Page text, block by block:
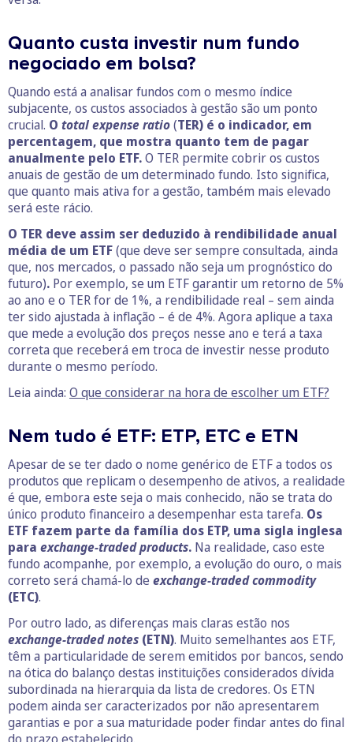
Quanto custa investir num fundo
negociado em bolsa?
Quando está a analisar fundos com o mesmo índice
subjacente, os custos associados à gestão são um ponto
crucial. O total expense ratio(TER) é o indicador, em
percentagem, que mostra quanto tem de pagar
anualmente pelo ETF.O TER permite cobrir os custos
anuais de gestão de um determinado fundo. Isto significa,
que quanto mais ativa for a gestão, também mais elevado
será este rácio.
O TER deve assim ser deduzido à rendibilidade anual
média de um ETF(que deve ser sempre consultada, ainda
que, nos mercados, o passado não seja um prognóstico do
futuro). Por exemplo, se um ETF garantir um retorno de 5%
ao ano e o TER for de 1%, a rendibilidade real – sem ainda
ter sido ajustada à inflação – é de 4%. Agora aplique a taxa
que mede a evolução dos preços nesse ano e terá a taxa
correta que receberá em troca de investir nesse produto
durante o mesmo período.
Leia ainda: O que considerar na hora de escolher um ETF?
Nem tudo é ETF: ETP, ETC e ETN
Apesar de se ter dado o nome genérico de ETF a todos os
produtos que replicam o desempenho de ativos, a realidade
é que, embora este seja o mais conhecido, não se trata do
único produto financeiro a desempenhar esta tarefa. Os
ETF fazem parte da família dos ETP, uma sigla inglesa
para exchange-traded products. Na realidade, caso este
fundo acompanhe, por exemplo, a evolução do ouro, o mais
correto será chamá-lo de exchange-traded commodity
(ETC).
Por outro lado, as diferenças mais claras estão nos
exchange-traded notes (ETN). Muito semelhantes aos ETF,
têm a particularidade de serem emitidos por bancos, sendo
na ótica do balanço destas instituições considerados dívida
subordinada na hierarquia da lista de credores. Os ETN
podem ainda ser caracterizados por não apresentarem
garantias e por a sua maturidade poder findar antes do final